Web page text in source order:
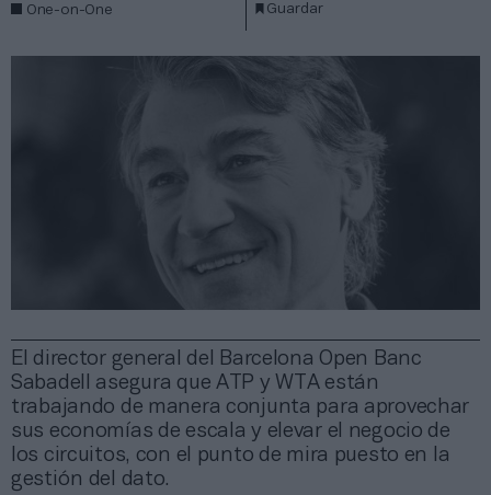
El director general del Barcelona Open Banc
Sabadell asegura que ATP y WTA están
trabajando de manera conjunta para aprovechar
sus economías de escala y elevar el negocio de
los circuitos, con el punto de mira puesto en la
gestión del dato.
One-on-One Guardar